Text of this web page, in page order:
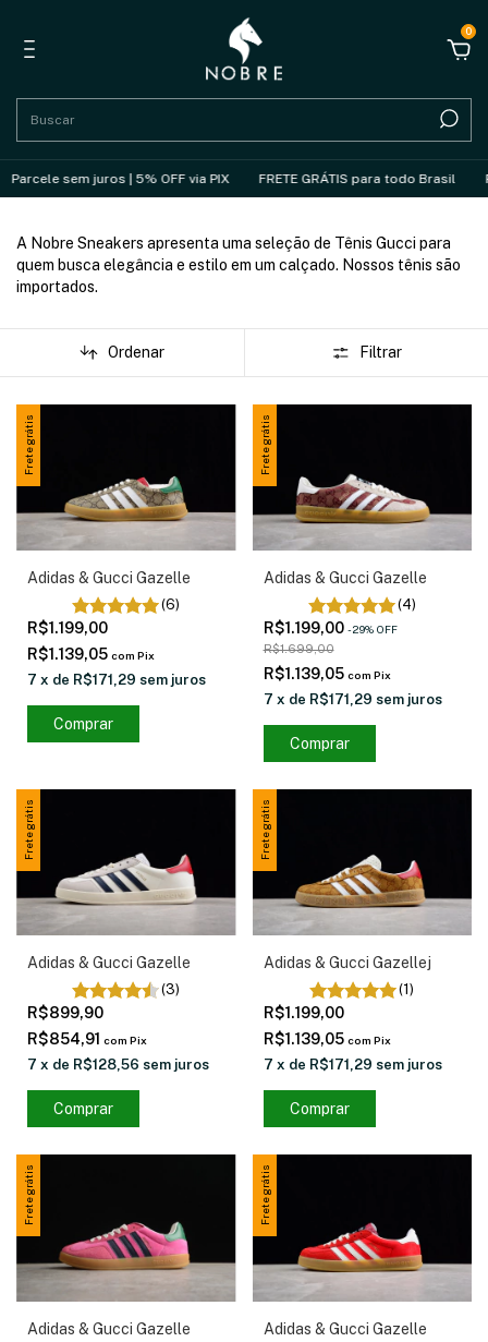
0
sem juros | 5% OFF via PIX FRETE GRÁTIS para todo Brasil Parcele
A Nobre Sneakers apresenta uma seleção de Tênis Gucci para
quem busca elegância e estilo em um calçado. Nossos tênis são
importados.
Ordenar Filtrar
Frete grátis
Adidas & Gucci Gazelle
(6)
R$1.199,00
R$1.139,05 com Pix
7 x de R$171,29 sem juros
Comprar
Frete grátis
Adidas & Gucci Gazelle
(4)
R$1.199,00 -29% OFF
R$1.699,00
R$1.139,05 com Pix
7 x de R$171,29 sem juros
Comprar
Frete grátis
Adidas & Gucci Gazelle
(3)
R$899,90
R$854,91 com Pix
7 x de R$128,56 sem juros
Comprar
Frete grátis
Adidas & Gucci Gazellej
(1)
R$1.199,00
R$1.139,05 com Pix
7 x de R$171,29 sem juros
Comprar
Frete grátis
Adidas & Gucci Gazelle
Frete grátis
Adidas & Gucci Gazelle